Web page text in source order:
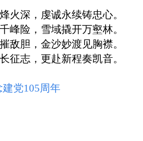
火深，虔诚永续铸忠心。
峰险，雪域撬开万壑林。
敌胆，金沙妙渡见胸襟。
征志，更赴新程奏凯音。
建党105周年